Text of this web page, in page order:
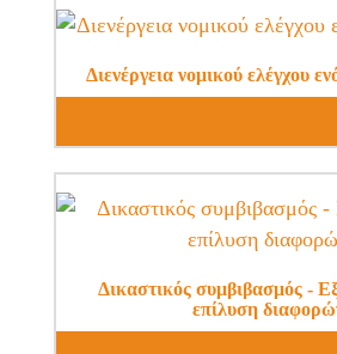
Διενέργεια νομικού ελέγχου
Δικαστικός συμβιβασμός -
επίλυση